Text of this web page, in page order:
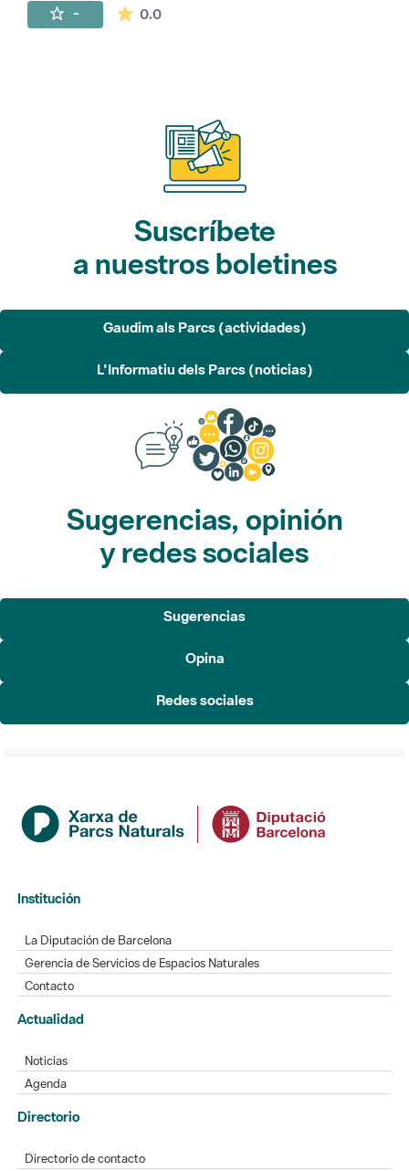
- 0.0La valoración media es de 0 estrellas de
Suscríbete
a nuestros boletines
Gaudim als Parcs (actividades)
L'Informatiu dels Parcs (noticias)
Sugerencias, opinión
y redes sociales
Sugerencias
Opina
Redes sociales
Institución
La Diputación de Barcelona
Gerencia de Servicios de Espacios Naturales
Contacto
Actualidad
Noticias
Agenda
Directorio
Directorio de contacto